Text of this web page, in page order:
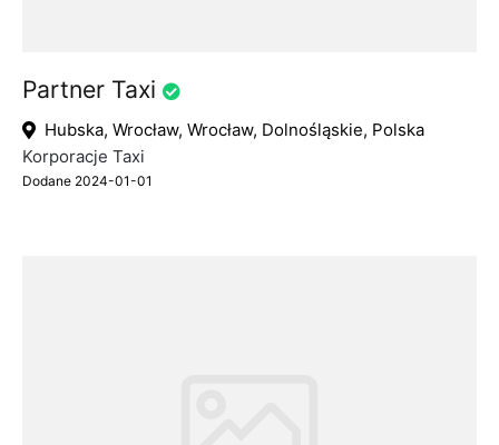
Partner Taxi
Hubska, Wrocław, Wrocław, Dolnośląskie, Polska
Korporacje Taxi
Dodane 2024-01-01